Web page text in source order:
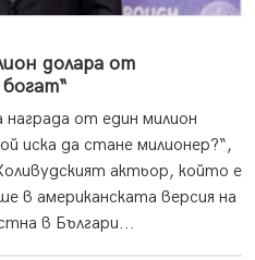
долара от
награда от един милион
иска да стане милионер?“,
актьор, който е
в американската версия на
в Българи...